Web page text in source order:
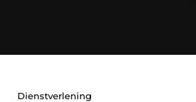
Dienstverlening